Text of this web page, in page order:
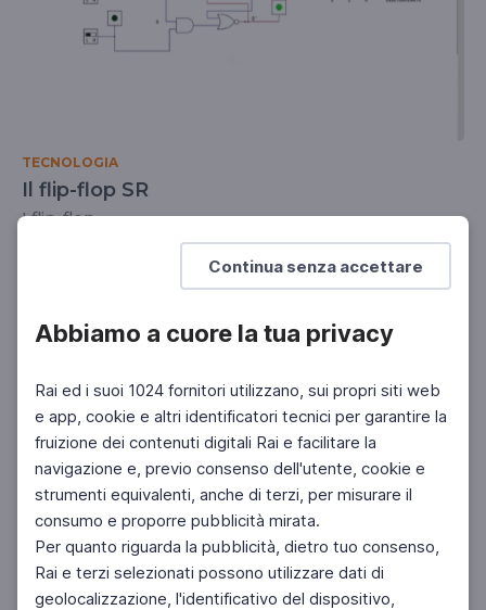
Continua senza accettare
Abbiamo a cuore la tua privacy
Rai ed i suoi 1024 fornitori utilizzano, sui propri siti web
e app, cookie e altri identificatori tecnici per garantire la
fruizione dei contenuti digitali Rai e facilitare la
navigazione e, previo consenso dell'utente, cookie e
strumenti equivalenti, anche di terzi, per misurare il
consumo e proporre pubblicità mirata.
Per quanto riguarda la pubblicità, dietro tuo consenso,
Rai e terzi selezionati possono utilizzare dati di
geolocalizzazione, l'identificativo del dispositivo,
TECNOLOGIA
Il flip-flop SR
I flip-flop